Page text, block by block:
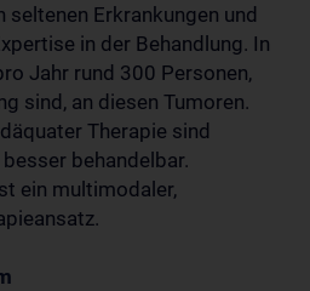
seltenen Erkrankungen und
in der Behandlung. In
Jahr rund 300 Personen,
sind, an diesen Tumoren.
Therapie sind
behandelbar.
ein multimodaler,